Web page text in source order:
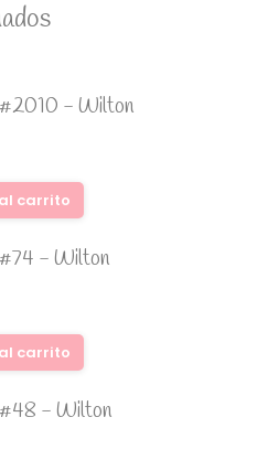
- Wilton
carrito
- Wilton
carrito
- Wilton